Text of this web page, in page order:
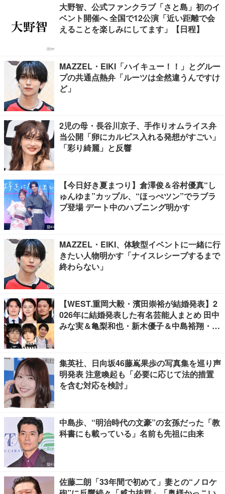
大野智、公式ファンクラブ「さと島」初のイ
ベント開催へ 全国で12公演「近い距離で会
えることを楽しみにしてます」【日程】
MAZZEL・EIKI「ハイキュー！！」とグルー
プの共通点熱弁「ルーツは全然違うんですけ
ど」
2児の母・長谷川京子、手作りオムライス弁
当公開「卵にカルピス入れる発想がすごい」
「彩り綺麗」と反響
【今日好き夏まつり】倉澤俊＆谷村優真“し
ゅんゆま”カップル、“ほっぺツン”でラブラ
ブ登場 デート中のハプニング明かす
MAZZEL・EIKI、体験型イベントに一緒に行
きたい人物明かす「ナイスレシーブするまで
終わらない」
【WEST.重岡大毅・濱田崇裕が結婚発表】2
026年に結婚発表した有名芸能人まとめ 田中
みな実＆亀梨和也・新木優子＆中島裕翔・川
集英社、日向坂46藤嶌果歩の写真集を巡り声
明発表 注意喚起も「必要に応じて法的措置
を含む対応を検討」
中島歩、“明治時代の文豪”の玄孫だった「教
科書にも載っている」名前も先祖に由来
佐藤二朗「33年間で初めて」妻との“ノロケ